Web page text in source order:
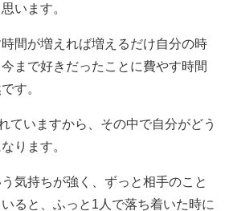
います。
間が増えれば増えるだけ自分の時
まで好きだったことに費やす時間
す。
ていますから、その中で自分がどう
ります。
気持ちが強く、ずっと相手のこと
ると、ふっと1人で落ち着いた時に